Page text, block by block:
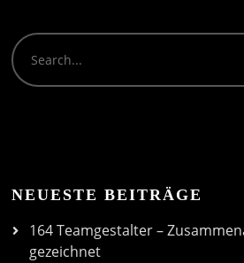
NEUESTE BEITRÄGE
164 Teamgestalter –
gezeichnet